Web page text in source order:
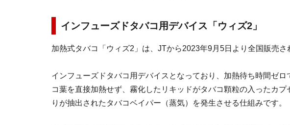
インフューズドタバコ用デバイス「ウィズ2」
加熱式タバコ「ウィズ2」は、JTから2023年9月5日より全国販売さ
インフューズドタバコ用デバイスとなっており、加熱待ち時間ゼ
コ葉を直接加熱せず、霧化したリキッドがタバコ顆粒の入ったカ
りが抽出されたタバコベイパー（蒸気）を発生させる仕組みです。